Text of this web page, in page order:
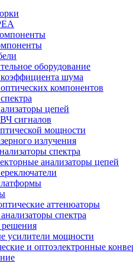
оборудование
шума
компонентов
цепей
сигналов
мощности
излучения
спектра
анализаторы цепей
аттенюаторы
спектра
усилители мощности
и оптоэлектронные